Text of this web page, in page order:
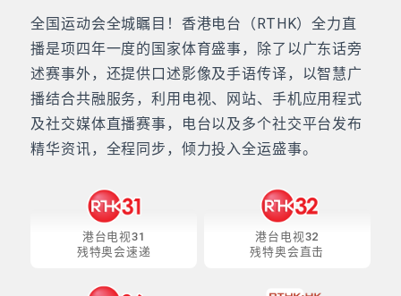
全国运动会全城瞩目！香港电台（RTHK）全力直
播是项四年一度的国家体育盛事，除了以广东话旁
述赛事外，还提供口述影像及手语传译，以智慧广
播结合共融服务，利用电视、网站、手机应用程式
及社交媒体直播赛事，电台以及多个社交平台发布
精华资讯，全程同步，倾力投入全运盛事。
港台电视31
残特奥会速递
港台电视32
残特奥会直击